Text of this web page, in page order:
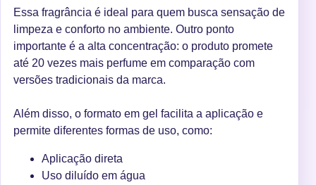
Essa fragrância é ideal para quem busca sensação de
limpeza e conforto no ambiente. Outro ponto
importante é a alta concentração: o produto promete
até 20 vezes mais perfume em comparação com
versões tradicionais da marca.
Além disso, o formato em gel facilita a aplicação e
permite diferentes formas de uso, como:
Aplicação direta
Uso diluído em água